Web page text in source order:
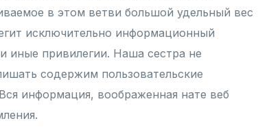
в этом ветви большой удельный вес
исключительно информационный
иные привилегии. Наша сестра не
содержим пользовательские
информация, воображенная нате веб